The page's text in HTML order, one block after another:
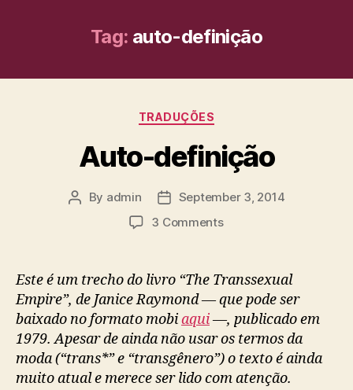
Tag: auto-definição
Categories
TRADUÇÕES
Auto-definição
Post
By admin
Post
date
September 3, 2014
3 Commentson
Este é um trecho do livro “The Transsexual
Empire”, de Janice Raymond — que pode ser
baixado no formato mobiaqui—, publicado em
1979. Apesar de ainda não usar os termos da
moda (“trans*” e “transgênero”) o texto é ainda
muito atual e merece ser lido com atenção.